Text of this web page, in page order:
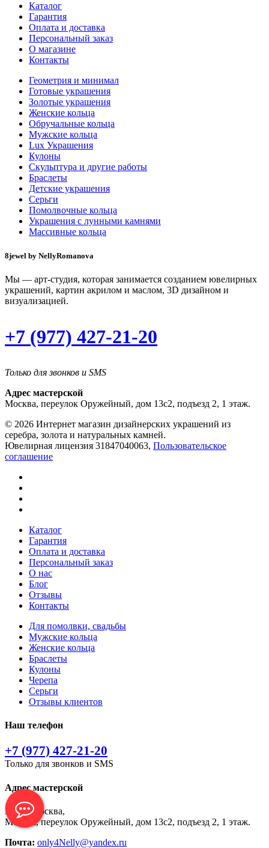
Каталог
Гарантия
Оплата и доставка
Персональный заказ
О магазине
Контакты
Геометрия и минимал
Готовые украшения
Золотые украшения
Женские кольца
Обручальные кольца
Мужские кольца
Lux Украшения
Кулоны
Скульптура и другие работы
Браслеты
Детские украшения
Серьги
Помолвочные кольца
Украшения с лунными камнями
Массивные кольца
8jewel by NellyRomanova
Мы — арт-студия, которая занимается созданием ювелирных
украшений, картин акрилом и маслом, 3D дизайном и
визуализацией.
+7 (977) 427-21-20
Только для звонков и SMS
Адрес мастерской
Москва, переулок Оружейный, дом 13с2, подъезд 2, 1 этаж.
© 2026 Интернет магазин дизайнерских украшений из
серебра, золота и натуральных камней.
Ювелирная лицензия 31847040063, Пользовательское
соглашение
Каталог
Гарантия
Оплата и доставка
Персональный заказ
О нас
Блог
Отзывы
Контакты
Для помолвки, свадьбы
Мужские кольца
Женские кольца
Браслеты
Кулоны
Черепа
Серьги
Отзывы клиентов
Наш телефон
+7 (977) 427-21-20
Только для звонков и SMS
Адрес мастерской
Город Москва,
Москва, переулок Оружейный, дом 13с2, подъезд 2, 1 этаж.
Почта: only4Nelly@yandex.ru